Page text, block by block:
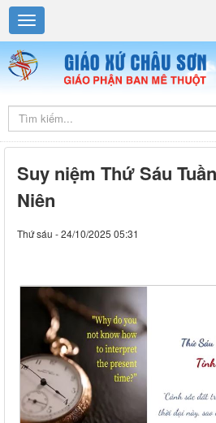
Suy niệm Thứ Sáu
Niên
Thứ sáu - 24/10/2025 05:31